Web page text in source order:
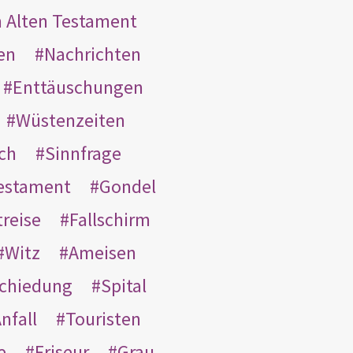
Testament
Nachrichten
Enttäuschungen
Wüstenzeiten
Sinnfrage
Gondel
Fallschirm
Witz
Ameisen
Spital
Touristen